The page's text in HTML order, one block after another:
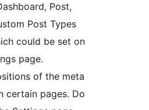
Post,
Post Types
could be set on
page.
of the meta
certain pages. Do